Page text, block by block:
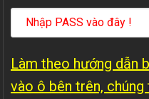
Làm theo hướng dẫn
vào ô bên trên,